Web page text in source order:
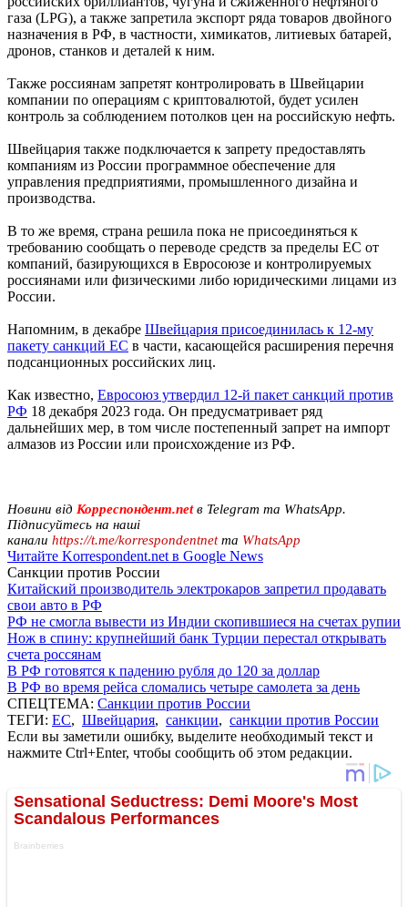
газа (LPG), а также запретила экспорт ряда товаров двойного
назначения в РФ, в частности, химикатов, литиевых батарей,
дронов, станков и деталей к ним.
Также россиянам запретят контролировать в Швейцарии
компании по операциям с криптовалютой, будет усилен
контроль за соблюдением потолков цен на российскую нефть.
Швейцария также подключается к запрету предоставлять
компаниям из России программное обеспечение для
управления предприятиями, промышленного дизайна и
производства.
В то же время, страна решила пока не присоединяться к
требованию сообщать о переводе средств за пределы ЕС от
компаний, базирующихся в Евросоюзе и контролируемых
россиянами или физическими либо юридическими лицами из
России.
Напомним, в декабре Швейцария присоединилась к 12-му
пакету санкций ЕС в части, касающейся расширения перечня
подсанционных российских лиц.
Как известно, Евросоюз утвердил 12-й пакет санкций против
РФ 18 декабря 2023 года. Он предусматривает ряд
дальнейших мер, в том числе постепенный запрет на импорт
алмазов из России или происхождение из РФ.
Новини від Корреспондент.netв Telegram та WhatsApp.
Підписуйтесь на наші
канали https://t.me/korrespondentnetта WhatsApp
Читайте Korrespondent.net в Google News
Санкции против России
Китайский производитель электрокаров запретил продавать
свои авто в РФ
РФ не смогла вывести из Индии скопившиеся на счетах рупии
Нож в спину: крупнейший банк Турции перестал открывать
счета россянам
В РФ готовятся к падению рубля до 120 за доллар
В РФ во время рейса сломались четыре самолета за день
СПЕЦТЕМА: Санкции против России
ТЕГИ: ЕС, Швейцария, санкции, санкции против России
Если вы заметили ошибку, выделите необходимый текст и
нажмите Ctrl+Enter, чтобы сообщить об этом редакции.